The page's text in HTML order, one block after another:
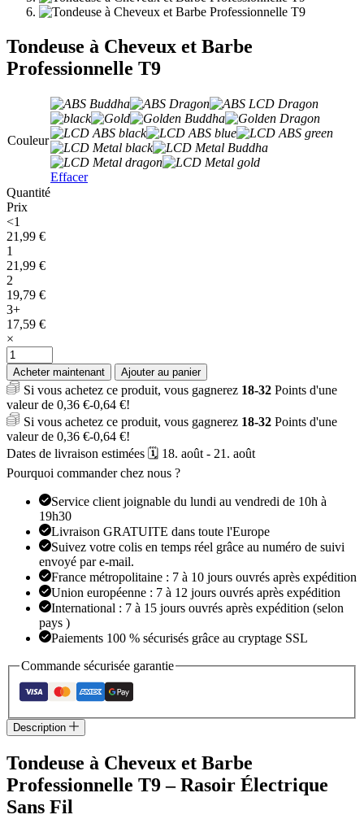
Tondeuse à Cheveux et Barbe
Professionnelle T9
Couleur
Effacer
Quantité
Prix
<1
21,99 €
1
21,99 €
2
19,79 €
3+
17,59 €
×
quantité
de
Tondeuse
à
Cheveux
et
Barbe
Professionnelle
T9
Acheter maintenant Ajouter au panier
Si vous achetez ce produit, vous gagnerez 18-32 Points d'une
valeur de 0,36 €-0,64 €!
Si vous achetez ce produit, vous gagnerez 18-32 Points d'une
valeur de 0,36 €-0,64 €!
Dates de livraison estimées 🗓️ 18. août - 21. août
Pourquoi commander chez nous ?
Service client joignable du lundi au vendredi de 10h à
19h30
Livraison GRATUITE dans toute l'Europe
Suivez votre colis en temps réel grâce au numéro de suivi
envoyé par e-mail.
France métropolitaine : 7 à 10 jours ouvrés après expédition
Union européenne : 7 à 12 jours ouvrés après expédition
International : 7 à 15 jours ouvrés après expédition (selon
pays )
Paiements 100 % sécurisés grâce au cryptage SSL
Commande sécurisée garantie
Description
Tondeuse à Cheveux et Barbe
Professionnelle T9 – Rasoir Électrique
Sans Fil